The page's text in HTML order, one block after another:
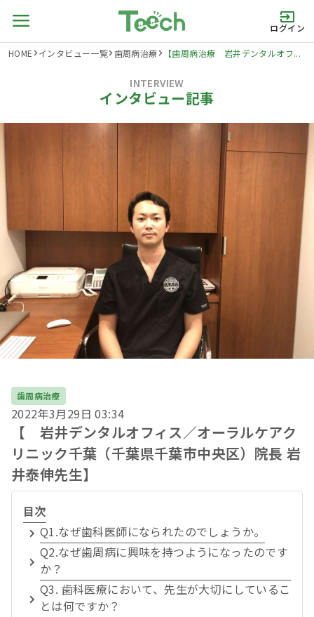
ログイン
HOME インタビュー一覧 歯周病治療 【歯周病治療 岩井デンタルオフ...
INTERVIEW
インタビュー記事
歯周病治療
2022年3月29日 03:34
【 岩井デンタルオフィス／オーラルケアク
リニック千葉（千葉県千葉市中央区）院長 岩
井泰伸先生】
目次
Q1.なぜ歯科医師になられたのでしょうか。
Q2.なぜ歯周病に興味を持つようになったのです
か？
Q3. 歯科医療において、先生が大切にしているこ
とは何ですか？